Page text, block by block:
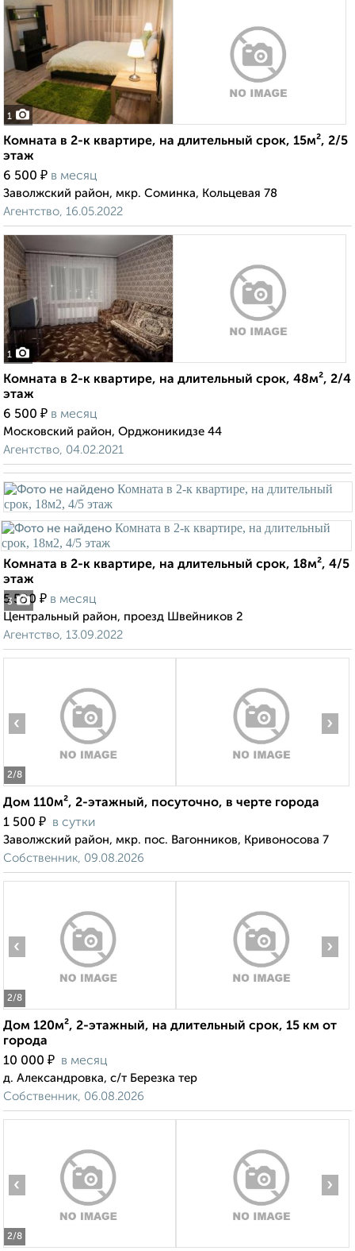
1
Комната в 2-к квартире, на длительный срок, 15м², 2/5
этаж
6 500 ₽ в месяц
Заволжский район, мкр. Соминка, Кольцевая 78
Агентство, 16.05.2022
1
Комната в 2-к квартире, на длительный срок, 48м², 2/4
этаж
6 500 ₽ в месяц
Московский район, Орджоникидзе 44
Агентство, 04.02.2021
3
Комната в 2-к квартире, на длительный срок, 18м², 4/5
этаж
5 500 ₽ в месяц
Центральный район, проезд Швейников 2
Агентство, 13.09.2022
2/8
‹ ›
Дом 110м², 2-этажный, посуточно, в черте города
1 500 ₽ в сутки
Заволжский район, мкр. пос. Вагонников, Кривоносова 7
Собственник, 09.08.2026
2/8
‹ ›
Дом 120м², 2-этажный, на длительный срок, 15 км от
города
10 000 ₽ в месяц
д. Александровка, с/т Березка тер
Собственник, 06.08.2026
2/8
‹ ›